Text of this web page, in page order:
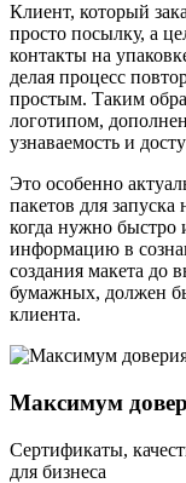
Клиент, который
просто посылку, а
контакты на
делая процесс
простым. Таким
логотипом,
узнаваемость и
Это особенно
пакетов для
когда нужно быстро
информацию в
создания макета до
бумажных, должен
клиента.
Максимум
Сертификаты,
для бизнеса